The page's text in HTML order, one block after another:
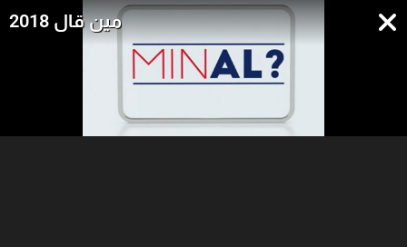
مين قال 2018